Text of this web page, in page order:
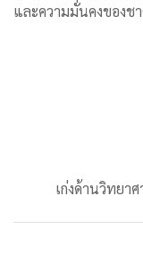
และความมั่นคงของช
เก่งด้านวิทยา